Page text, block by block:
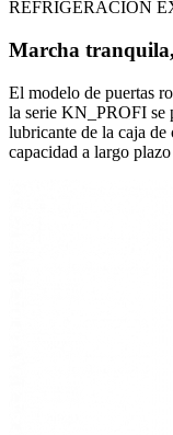
REFRIGERACIÓN
Marcha
El modelo de puertas
la serie KN_PROFI se
lubricante de la caja de
capacidad a largo